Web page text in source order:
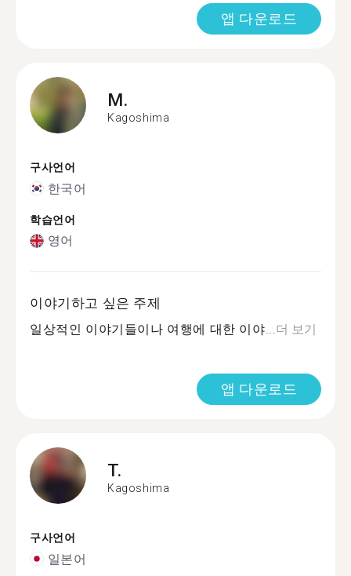
앱 다운로드
M.
Kagoshima
구사언어
한국어
학습언어
영어
이야기하고 싶은 주제
일상적인 이야기들이나 여행에 대한 이야...더 보기
앱 다운로드
T.
Kagoshima
구사언어
일본어